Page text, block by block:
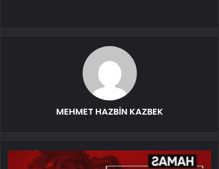
MEHMET HAZBİN KAZBEK